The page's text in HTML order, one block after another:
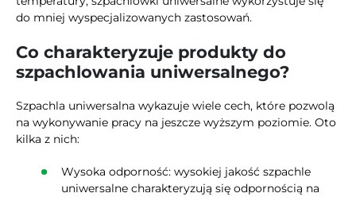
do mniej wyspecjalizowanych zastosowań.
Co charakteryzuje produkty do
szpachlowania uniwersalnego?
Szpachla uniwersalna wykazuje wiele cech, które pozwolą
na wykonywanie pracy na jeszcze wyższym poziomie. Oto
kilka z nich:
Wysoka odporność: wysokiej jakość szpachle
uniwersalne charakteryzują się odpornością na